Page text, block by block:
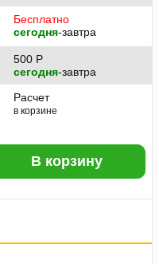
Бесплатно
сегодня-завтра
500 P
сегодня-завтра
Расчет
в корзине
В корзину